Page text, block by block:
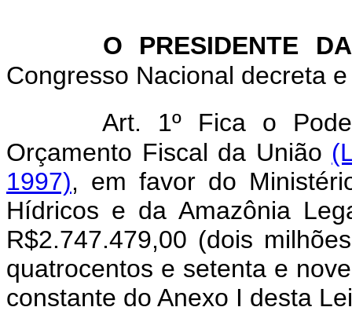
O PRESIDENTE
Congresso Nacional decreta
Art. 1º Fica o
Orçamento Fiscal da União
1997), em favor do
Hídricos e da Amazônia
R$2.747.479,00 (dois
quatrocentos e setenta e
constante do Anexo I desta